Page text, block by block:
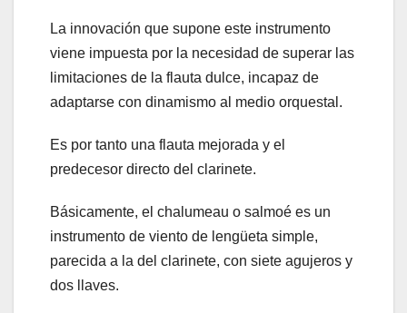
La innovación que supone este instrumento
viene impuesta por la necesidad de superar las
limitaciones de la flauta dulce, incapaz de
adaptarse con dinamismo al medio orquestal.
Es por tanto una flauta mejorada y el
predecesor directo del clarinete.
Básicamente, el chalumeau o salmoé es un
instrumento de viento de lengüeta simple,
parecida a la del clarinete, con siete agujeros y
dos llaves.